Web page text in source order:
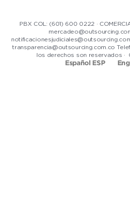
PBX COL: (601) 600 0222 ·
transparencia@outsourcing.com.co
los derechos son reservados ·
Español ESP